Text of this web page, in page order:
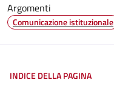
Argomenti
Comunicazione istituzionale
INDICE DELLA PAGINA